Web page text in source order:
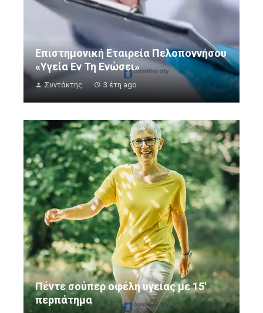
Επιστημονική Εταιρεία Πελοποννήσου
«Υγεία Εν Τη Ενώσει»
Συντάκτης 3 έτη ago
Πέντε σούπερ οφέλη υγείας με 15′
περπάτημα